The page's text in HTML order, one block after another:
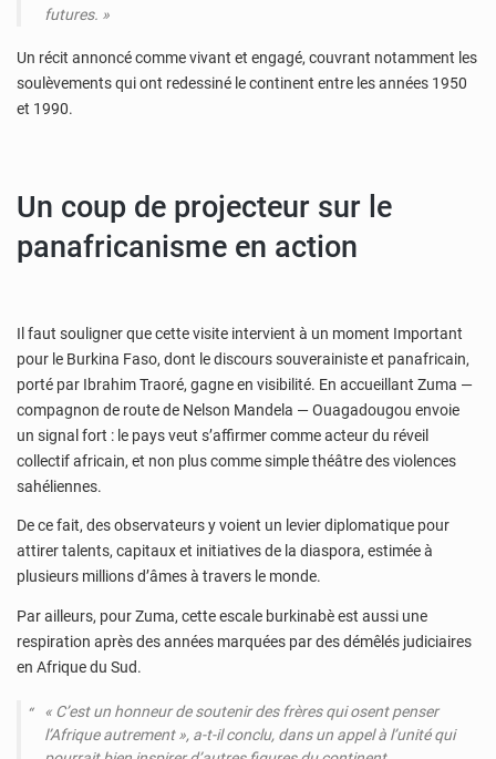
futures. »
Un récit annoncé comme vivant et engagé, couvrant notamment les
soulèvements qui ont redessiné le continent entre les années 1950
et 1990.
Un coup de projecteur sur le
panafricanisme en action
Il faut souligner que cette visite intervient à un moment Important
pour le Burkina Faso, dont le discours souverainiste et panafricain,
porté par Ibrahim Traoré, gagne en visibilité. En accueillant Zuma —
compagnon de route de Nelson Mandela — Ouagadougou envoie
un signal fort : le pays veut s’affirmer comme acteur du réveil
collectif africain, et non plus comme simple théâtre des violences
sahéliennes.
De ce fait, des observateurs y voient un levier diplomatique pour
attirer talents, capitaux et initiatives de la diaspora, estimée à
plusieurs millions d’âmes à travers le monde.
Par ailleurs, pour Zuma, cette escale burkinabè est aussi une
respiration après des années marquées par des démêlés judiciaires
en Afrique du Sud.
« C’est un honneur de soutenir des frères qui osent penser
l’Afrique autrement », a-t-il conclu, dans un appel à l’unité qui